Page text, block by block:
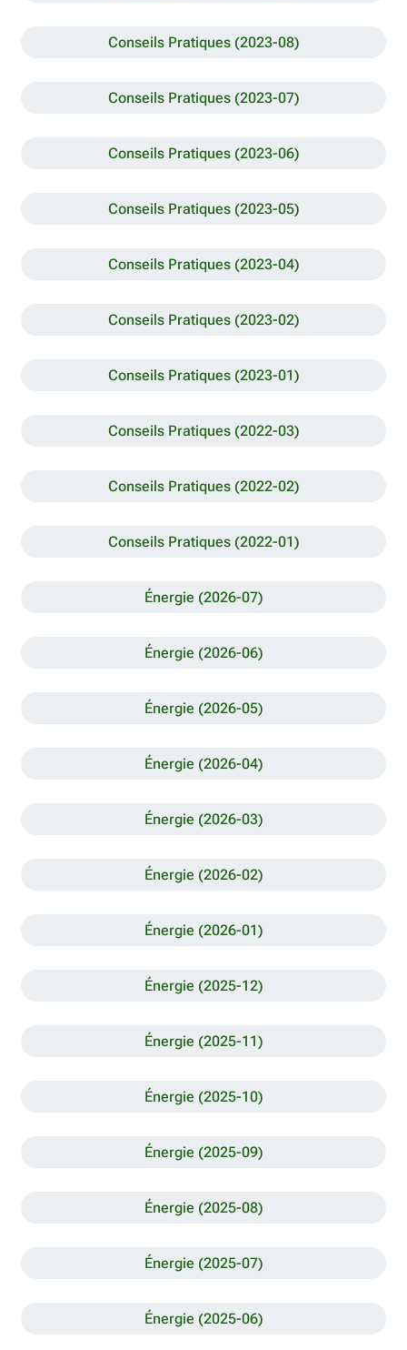
Conseils Pratiques (2023-08)
Conseils Pratiques (2023-07)
Conseils Pratiques (2023-06)
Conseils Pratiques (2023-05)
Conseils Pratiques (2023-04)
Conseils Pratiques (2023-02)
Conseils Pratiques (2023-01)
Conseils Pratiques (2022-03)
Conseils Pratiques (2022-02)
Conseils Pratiques (2022-01)
Énergie (2026-07)
Énergie (2026-06)
Énergie (2026-05)
Énergie (2026-04)
Énergie (2026-03)
Énergie (2026-02)
Énergie (2026-01)
Énergie (2025-12)
Énergie (2025-11)
Énergie (2025-10)
Énergie (2025-09)
Énergie (2025-08)
Énergie (2025-07)
Énergie (2025-06)